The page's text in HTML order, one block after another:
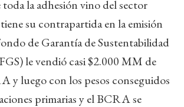
la adhesión vino del sector
su contrapartida en la emisión
de Garantía de Sustentabilidad
le vendió casi $2.000 MM de
y luego con los pesos conseguidos
primarias y el BCRA se